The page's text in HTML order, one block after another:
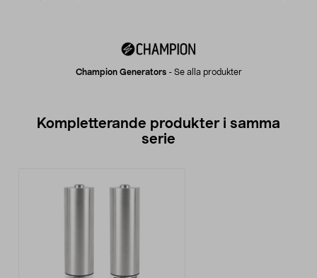
Champion Generators- Se alla produkter
Kompletterande produkter i samma
serie